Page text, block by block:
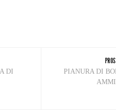
DI
PIANURA DI